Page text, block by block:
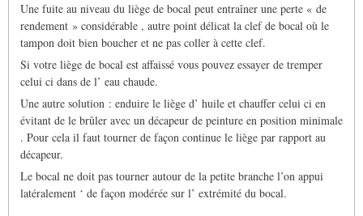
Une fuite au niveau du liège de bocal peut entraîner une perte « de
rendement » considérable , autre point délicat la clef de bocal où le
tampon doit bien boucher et ne pas coller à cette clef.
Si votre liège de bocal est affaissé vous pouvez essayer de tremper
celui ci dans de l’ eau chaude.
Une autre solution : enduire le liège d’ huile et chauffer celui ci en
évitant de le brûler avec un décapeur de peinture en position minimale
. Pour cela il faut tourner de façon continue le liège par rapport au
décapeur.
Le bocal ne doit pas tourner autour de la petite branche l’on appui
latéralement ‘ de façon modérée sur l’ extrémité du bocal.